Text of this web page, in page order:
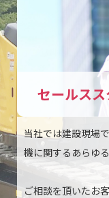
セールスス
当社では建設現場
機に関するあらゆ
ご相談を頂いたお